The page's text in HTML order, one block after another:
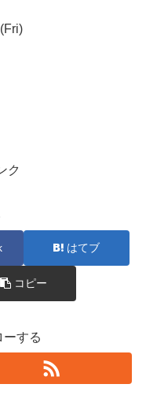
ク
はてブ
コピー
ーする